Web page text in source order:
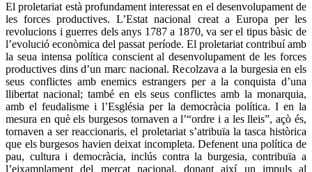
El proletariat està profundament interessat en el desenvolupament de
les forces productives. L’Estat nacional creat a Europa per les
revolucions i guerres dels anys 1787 a 1870, va ser el tipus bàsic de
l’evolució econòmica del passat període. El proletariat contribuí amb
la seua intensa política conscient al desenvolupament de les forces
productives dins d’un marc nacional. Recolzava a la burgesia en els
seus conflictes amb enemics estrangers per a la conquista d’una
llibertat nacional; també en els seus conflictes amb la monarquia,
amb el feudalisme i l’Església per la democràcia política. I en la
mesura en què els burgesos tornaven a l’“ordre i a les lleis”, açò és,
tornaven a ser reaccionaris, el proletariat s’atribuïa la tasca històrica
que els burgesos havien deixat incompleta. Defenent una política de
pau, cultura i democràcia, inclús contra la burgesia, contribuïa a
l’eixamplament del mercat nacional, donant així un impuls al